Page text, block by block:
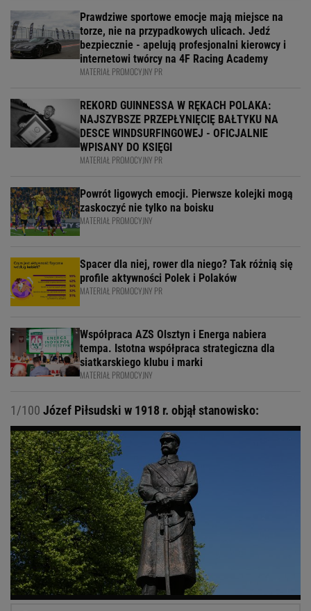
Prawdziwe sportowe emocje mają miejsce na
torze, nie na przypadkowych ulicach. Jedź
bezpiecznie - apelują profesjonalni kierowcy i
internetowi twórcy na 4F Racing Academy
MATERIAŁ PROMOCYJNY PR
REKORD GUINNESSA W RĘKACH POLAKA:
NAJSZYBSZE PRZEPŁYNIĘCIĘ BAŁTYKU NA
DESCE WINDSURFINGOWEJ - OFICJALNIE
WPISANY DO KSIĘGI
MATERIAŁ PROMOCYJNY PR
Powrót ligowych emocji. Pierwsze kolejki mogą
zaskoczyć nie tylko na boisku
MATERIAŁ PROMOCYJNY
Spacer dla niej, rower dla niego? Tak różnią się
profile aktywności Polek i Polaków
MATERIAŁ PROMOCYJNY PR
Współpraca AZS Olsztyn i Energa nabiera
tempa. Istotna współpraca strategiczna dla
siatkarskiego klubu i marki
MATERIAŁ PROMOCYJNY
1/100 Józef Piłsudski w 1918 r. objął stanowisko: